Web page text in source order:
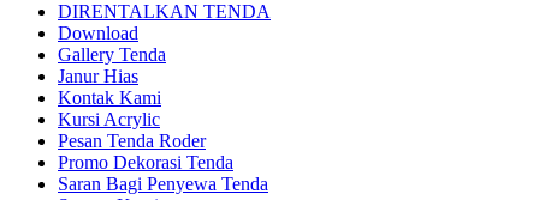
DIRENTALKAN TENDA
Download
Gallery Tenda
Janur Hias
Kontak Kami
Kursi Acrylic
Pesan Tenda Roder
Promo Dekorasi Tenda
Saran Bagi Penyewa Tenda